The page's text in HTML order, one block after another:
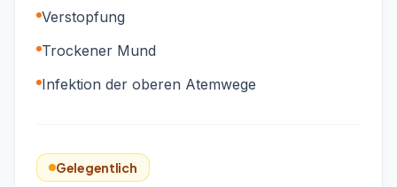
Verstopfung
Trockener Mund
Infektion der oberen Atemwege
Gelegentlich